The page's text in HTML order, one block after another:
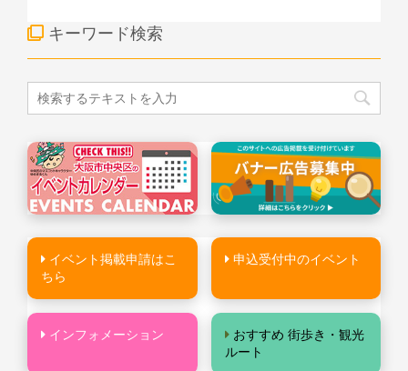
キーワード検索
イベント掲載申請はこ
ちら
申込受付中のイベント
インフォメーション
おすすめ 街歩き・観光
ルート